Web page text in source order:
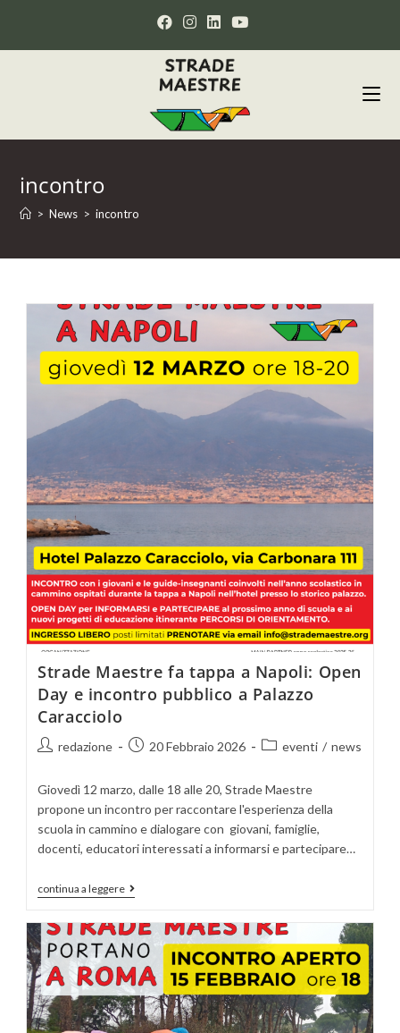
incontro
> News > incontro
Strade Maestre fa tappa a Napoli: Open
Day e incontro pubblico a Palazzo
Caracciolo
redazione 20 Febbraio 2026 eventi / news
Giovedì 12 marzo, dalle 18 alle 20, Strade Maestre
propone un incontro per raccontare l'esperienza della
scuola in cammino e dialogare con giovani, famiglie,
docenti, educatori interessati a informarsi e partecipare…
continua a leggere